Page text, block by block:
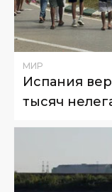
МИР
Испания
тысяч